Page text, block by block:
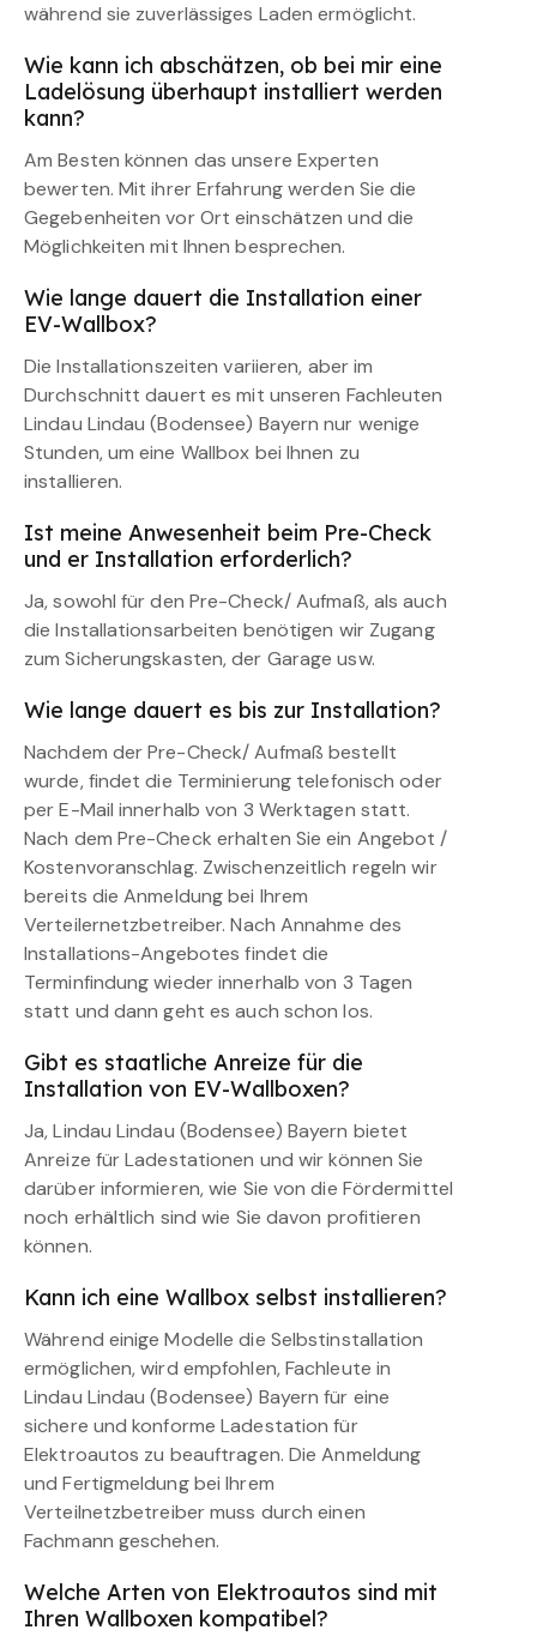
während sie zuverlässiges Laden ermöglicht.
Wie kann ich abschätzen, ob bei mir eine
Ladelösung überhaupt installiert werden
kann?
Am Besten können das unsere Experten
bewerten. Mit ihrer Erfahrung werden Sie die
Gegebenheiten vor Ort einschätzen und die
Möglichkeiten mit Ihnen besprechen.
Wie lange dauert die Installation einer
EV-Wallbox?
Die Installationszeiten variieren, aber im
Durchschnitt dauert es mit unseren Fachleuten
Lindau Lindau (Bodensee) Bayern nur wenige
Stunden, um eine Wallbox bei Ihnen zu
installieren.
Ist meine Anwesenheit beim Pre-Check
und er Installation erforderlich?
Ja, sowohl für den Pre-Check/ Aufmaß, als auch
die Installationsarbeiten benötigen wir Zugang
zum Sicherungskasten, der Garage usw.
Wie lange dauert es bis zur Installation?
Nachdem der Pre-Check/ Aufmaß bestellt
wurde, findet die Terminierung telefonisch oder
per E-Mail innerhalb von 3 Werktagen statt.
Nach dem Pre-Check erhalten Sie ein Angebot /
Kostenvoranschlag. Zwischenzeitlich regeln wir
bereits die Anmeldung bei Ihrem
Verteilernetzbetreiber. Nach Annahme des
Installations-Angebotes findet die
Terminfindung wieder innerhalb von 3 Tagen
statt und dann geht es auch schon los.
Gibt es staatliche Anreize für die
Installation von EV-Wallboxen?
Ja, Lindau Lindau (Bodensee) Bayern bietet
Anreize für Ladestationen und wir können Sie
darüber informieren, wie Sie von die Fördermittel
noch erhältlich sind wie Sie davon profitieren
können.
Kann ich eine Wallbox selbst installieren?
Während einige Modelle die Selbstinstallation
ermöglichen, wird empfohlen, Fachleute in
Lindau Lindau (Bodensee) Bayern für eine
sichere und konforme Ladestation für
Elektroautos zu beauftragen. Die Anmeldung
und Fertigmeldung bei Ihrem
Verteilnetzbetreiber muss durch einen
Fachmann geschehen.
Welche Arten von Elektroautos sind mit
Ihren Wallboxen kompatibel?